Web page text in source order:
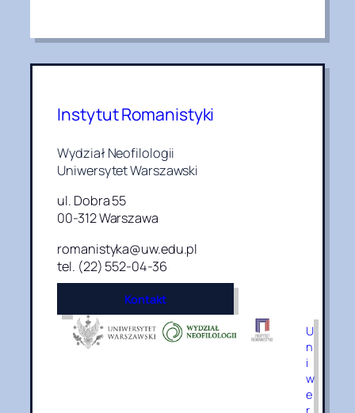
Instytut Romanistyki
Wydział Neofilologii
Uniwersytet Warszawski
ul. Dobra 55
00-312 Warszawa
romanistyka@uw.edu.pl
tel. (22) 552-04-36
Kontakt
U
n
i
w
e
r